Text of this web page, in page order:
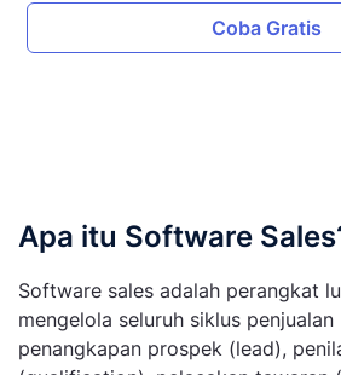
Coba Gratis
Apa itu Software
Software sales adalah perangkat
mengelola seluruh siklus
penangkapan prospek (lead),